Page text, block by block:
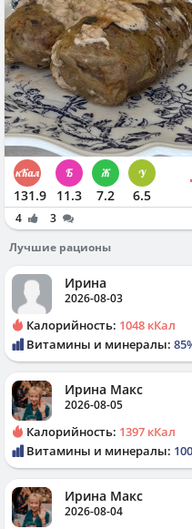
131.9 11.3 7.2 6.5
4
3
Лучшие рационы
Ирина
2026-08-03
Калорийность: 1048 кКал
Витамины и минералы:
Ирина Макс
2026-08-05
Калорийность: 1397 кКал
Витамины и минералы:
Ирина Макс
2026-08-04